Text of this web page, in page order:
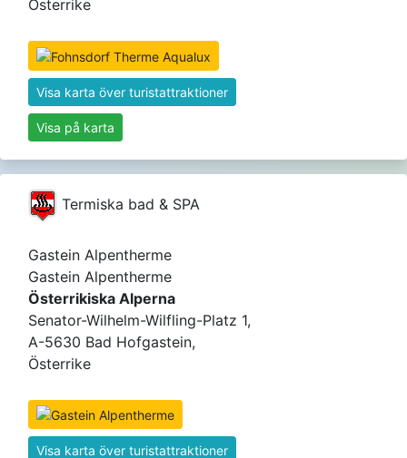
Österrike
Visa karta över turistattraktioner
Visa på karta
Termiska bad & SPA
Gastein Alpentherme
Gastein Alpentherme
Österrikiska Alperna
Senator-Wilhelm-Wilfling-Platz 1,
A-5630 Bad Hofgastein,
Österrike
Visa karta över turistattraktioner